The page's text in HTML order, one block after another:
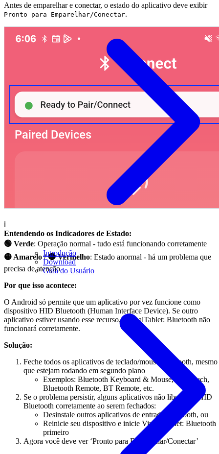
Introdução
Download
Guia do Usuário
Antes de emparelhar e conectar, o estado do aplicativo deve exibir
Pronto para Emparelhar/Conectar.
ℹ️
Entendendo os Indicadores de Estado:
🟢 Verde: Operação normal - tudo está funcionando corretamente
🟡 Amarelo / 🔴 Vermelho: Estado anormal - há um problema que
precisa de atenção
Por que isso acontece:
O Android só permite que um aplicativo por vez funcione como
dispositivo HID Bluetooth (Human Interface Device). Se outro
aplicativo estiver usando esse recurso, VirtualTablet: Bluetooth não
funcionará corretamente.
Solução:
Feche todos os aplicativos de teclado/mouse Bluetooth, mesmo
que estejam rodando em segundo plano
Exemplos: Bluetooth Keyboard & Mouse, Bluetouch,
Bluetooth Remote, BT Remote, etc.
Se o problema persistir, alguns aplicativos não liberam o HID
Bluetooth corretamente ao serem fechados:
Desinstale outros aplicativos de entrada Bluetooth, ou
Reinicie seu dispositivo e inicie VirtualTablet: Bluetooth
primeiro
Agora você deve ver ‘Pronto para Emparelhar/Conectar’